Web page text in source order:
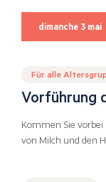
dimanche 3 mai
Für alle
Vorführung
Kommen Sie
von Milch und den